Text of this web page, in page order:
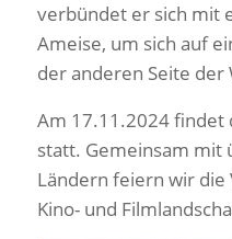
verbündet er sich mit
Ameise, um sich auf
der anderen Seite der
Am 17.11.2024 findet
statt. Gemeinsam mit
Ländern feiern wir
Kino- und